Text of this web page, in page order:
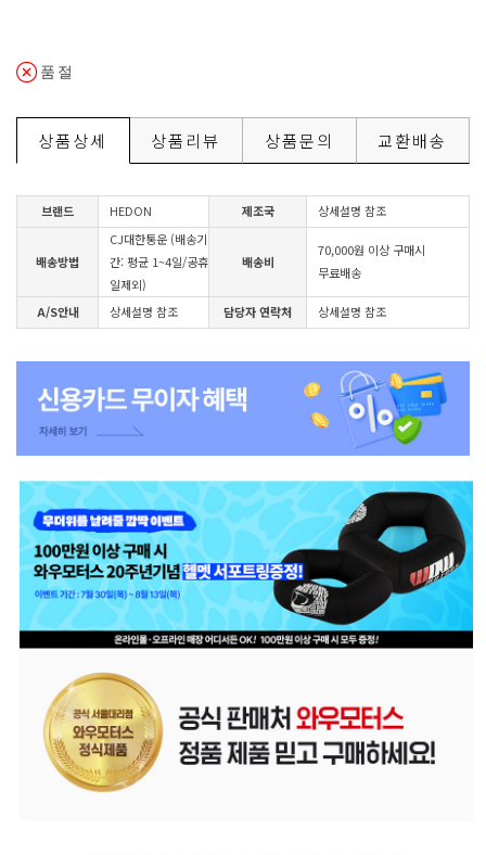
품절
상품상세 상품리뷰 상품문의 교환배송
브랜드 HEDON 제조국 상세설명 참조
배송방법
CJ대한통운 (배송기
간: 평균 1~4일/공휴
일제외)
배송비
70,000원 이상 구매시
무료배송
A/S안내 상세설명 참조 담당자 연락처 상세설명 참조